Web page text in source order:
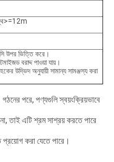
উপর ভিত্তি করে।
বরাদ্দ পাওয়া যায়।
উদ্ভিদ অনুযায়ী সামান্য সামঞ্জস্য করা
পরে, পণ্যগুলি স্বয়ংক্রিয়ভাবে
তাই এটি শ্রম সাশ্রয় করতে পারে
প্রয়োগ করা যেতে পারে।